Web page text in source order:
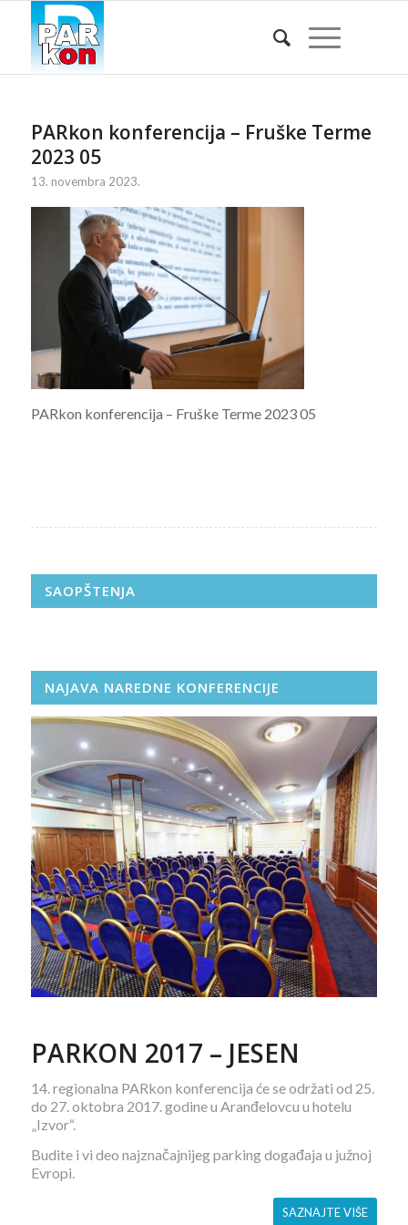
PARkon konferencija – Fruške Terme
2023 05
13. novembra 2023.
PARkon konferencija – Fruške Terme 2023 05
SAOPŠTENJA
NAJAVA NAREDNE KONFERENCIJE
PARKON 2017 – JESEN
14. regionalna PARkon konferencija će se održati od 25.
do 27. oktobra 2017. godine u Aranđelovcu u hotelu
„Izvor“.
Budite i vi deo najznačajnijeg parking događaja u južnoj
Evropi.
SAZNAJTE VIŠE